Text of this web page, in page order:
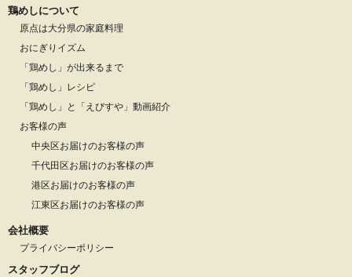
鶏めしについて
原点は大分県の家庭料理
おにぎりイズム
「鶏めし」が出来るまで
「鶏めし」レシピ
「鶏めし」と「えびすや」動画紹介
お客様の声
中央区お届けのお客様の声
千代田区お届けのお客様の声
港区お届けのお客様の声
江東区お届けのお客様の声
会社概要
プライバシーポリシー
スタッフブログ